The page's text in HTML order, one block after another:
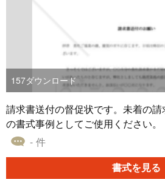
157ダウンロード
請求書送付の督促状です。未着の
の書式事例としてご使用ください。
- 件
書式を見る